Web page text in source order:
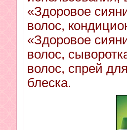
«Здоровое
волос, к
«Здоровое
волос,
волос, спрей
блеска.